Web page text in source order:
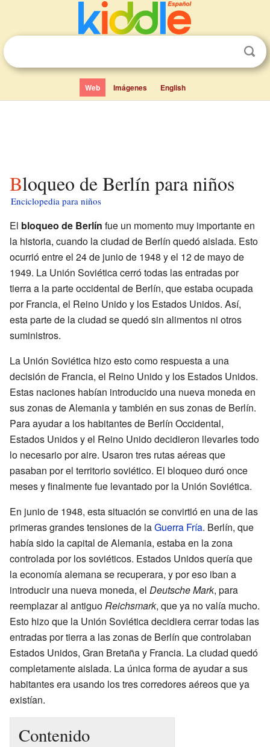
Web Imágenes English
Bloqueo de Berlín para niños
Enciclopedia para niños
El bloqueo de Berlín fue un momento muy importante en
la historia, cuando la ciudad de Berlín quedó aislada. Esto
ocurrió entre el 24 de junio de 1948 y el 12 de mayo de
1949. La Unión Soviética cerró todas las entradas por
tierra a la parte occidental de Berlín, que estaba ocupada
por Francia, el Reino Unido y los Estados Unidos. Así,
esta parte de la ciudad se quedó sin alimentos ni otros
suministros.
La Unión Soviética hizo esto como respuesta a una
decisión de Francia, el Reino Unido y los Estados Unidos.
Estas naciones habían introducido una nueva moneda en
sus zonas de Alemania y también en sus zonas de Berlín.
Para ayudar a los habitantes de Berlín Occidental,
Estados Unidos y el Reino Unido decidieron llevarles todo
lo necesario por aire. Usaron tres rutas aéreas que
pasaban por el territorio soviético. El bloqueo duró once
meses y finalmente fue levantado por la Unión Soviética.
En junio de 1948, esta situación se convirtió en una de las
primeras grandes tensiones de laGuerra Fría. Berlín, que
había sido la capital de Alemania, estaba en la zona
controlada por los soviéticos. Estados Unidos quería que
la economía alemana se recuperara, y por eso iban a
introducir una nueva moneda, el Deutsche Mark, para
reemplazar al antiguoReichsmark, que ya no valía mucho.
Esto hizo que la Unión Soviética decidiera cerrar todas las
entradas por tierra a las zonas de Berlín que controlaban
Estados Unidos, Gran Bretaña y Francia. La ciudad quedó
completamente aislada. La única forma de ayudar a sus
habitantes era usando los tres corredores aéreos que ya
existían.
Contenido